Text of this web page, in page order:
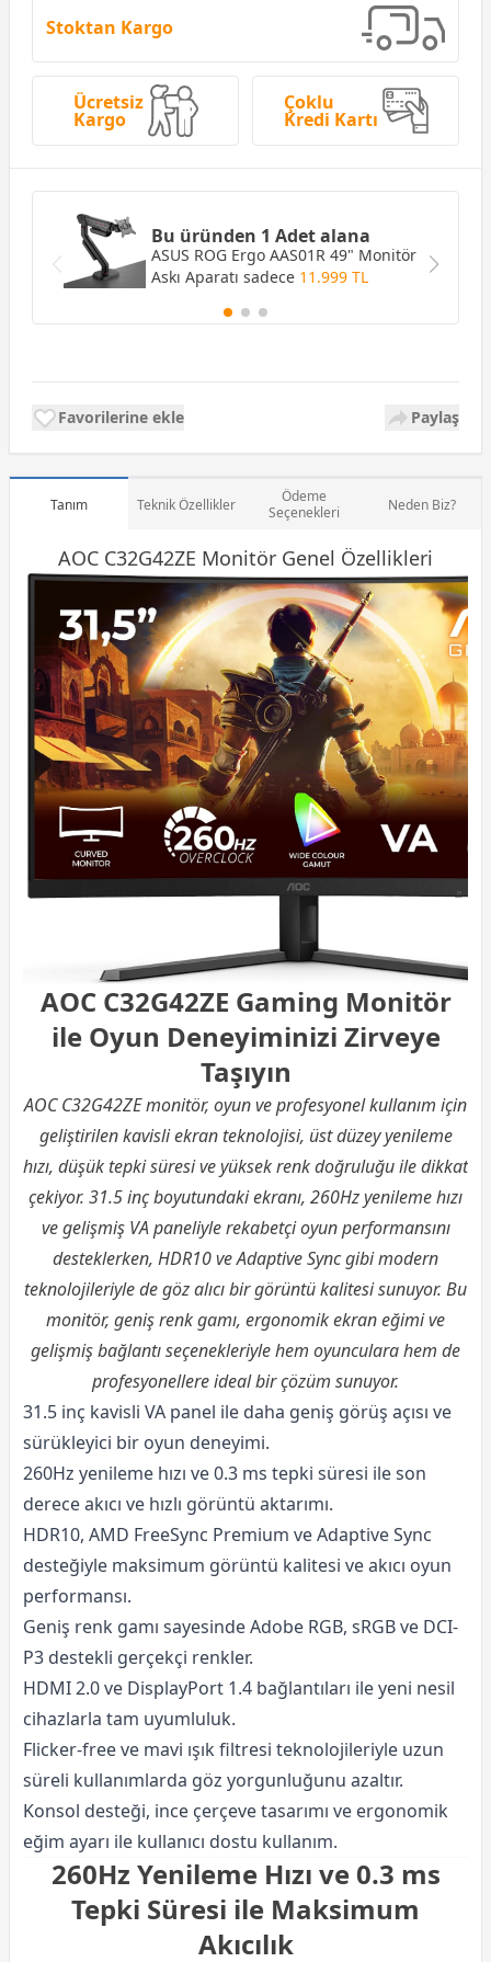
Stoktan Kargo
Ücretsiz
Kargo
Çoklu
Kredi Kartı
Bu üründen 1 Adet alana
ASUS ROG Ergo AAS01R 49" Monitör
Askı Aparatı sadece 11.999 TL
Favorilerine ekle Paylaş
Tanım Teknik Özellikler
Ödeme
Seçenekleri
Neden Biz?
AOC C32G42ZE Monitör Genel Özellikleri
AOC C32G42ZE Gaming Monitör
ile Oyun Deneyiminizi Zirveye
Taşıyın
AOC C32G42ZE monitör, oyun ve profesyonel kullanım için
geliştirilen kavisli ekran teknolojisi, üst düzey yenileme
hızı, düşük tepki süresi ve yüksek renk doğruluğu ile dikkat
çekiyor. 31.5 inç boyutundaki ekranı, 260Hz yenileme hızı
ve gelişmiş VA paneliyle rekabetçi oyun performansını
desteklerken, HDR10 ve Adaptive Sync gibi modern
teknolojileriyle de göz alıcı bir görüntü kalitesi sunuyor. Bu
monitör, geniş renk gamı, ergonomik ekran eğimi ve
gelişmiş bağlantı seçenekleriyle hem oyunculara hem de
profesyonellere ideal bir çözüm sunuyor.
31.5 inç kavisli VA panel ile daha geniş görüş açısı ve
sürükleyici bir oyun deneyimi.
260Hz yenileme hızı ve 0.3 ms tepki süresi ile son
derece akıcı ve hızlı görüntü aktarımı.
HDR10, AMD FreeSync Premium ve Adaptive Sync
desteğiyle maksimum görüntü kalitesi ve akıcı oyun
performansı.
Geniş renk gamı sayesinde Adobe RGB, sRGB ve DCI-
P3 destekli gerçekçi renkler.
HDMI 2.0 ve DisplayPort 1.4 bağlantıları ile yeni nesil
cihazlarla tam uyumluluk.
Flicker-free ve mavi ışık filtresi teknolojileriyle uzun
süreli kullanımlarda göz yorgunluğunu azaltır.
Konsol desteği, ince çerçeve tasarımı ve ergonomik
eğim ayarı ile kullanıcı dostu kullanım.
260Hz Yenileme Hızı ve 0.3 ms
Tepki Süresi ile Maksimum
Akıcılık